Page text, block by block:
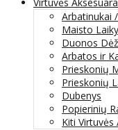
Arbatinukai
Maisto
Duonos
Arbatos ir
Prieskonių
Prieskonių
Dubenys
Popierinių
Kiti Virtuvės